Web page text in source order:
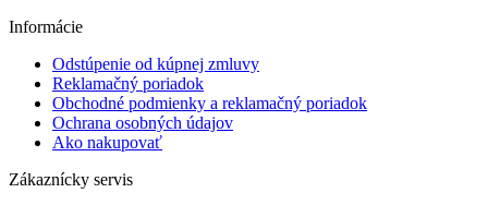
Informácie
Odstúpenie od kúpnej zmluvy
Reklamačný poriadok
Obchodné podmienky a reklamačný poriadok
Ochrana osobných údajov
Ako nakupovať
Zákaznícky servis